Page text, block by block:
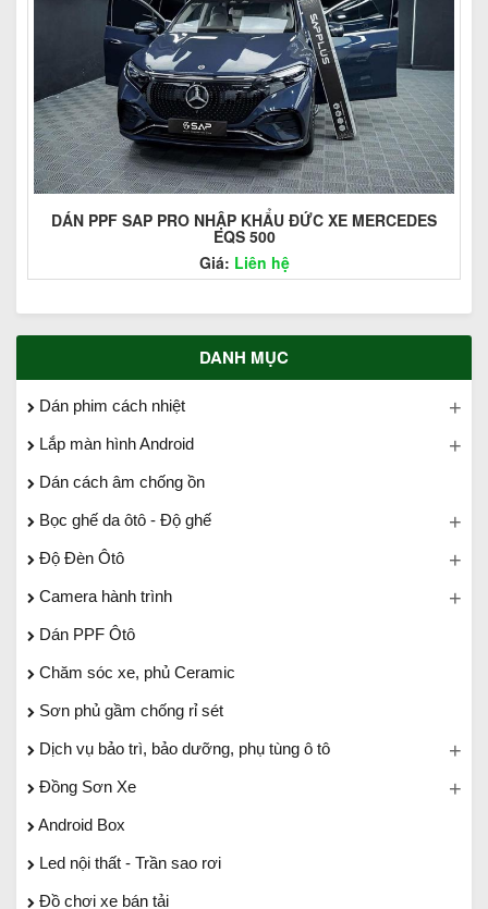
DÁN PPF SAP PRO NHẬP KHẨU ĐỨC XE MERCEDES
EQS 500
Giá: Liên hệ
DANH MỤC
Dán phim cách nhiệt
Lắp màn hình Android
Dán cách âm chống ồn
Bọc ghế da ôtô - Độ ghế
Độ Đèn Ôtô
Camera hành trình
Dán PPF Ôtô
Chăm sóc xe, phủ Ceramic
Sơn phủ gầm chống rỉ sét
Dịch vụ bảo trì, bảo dưỡng, phụ tùng ô tô
Đồng Sơn Xe
Android Box
Led nội thất - Trần sao rơi
Đồ chơi xe bán tải